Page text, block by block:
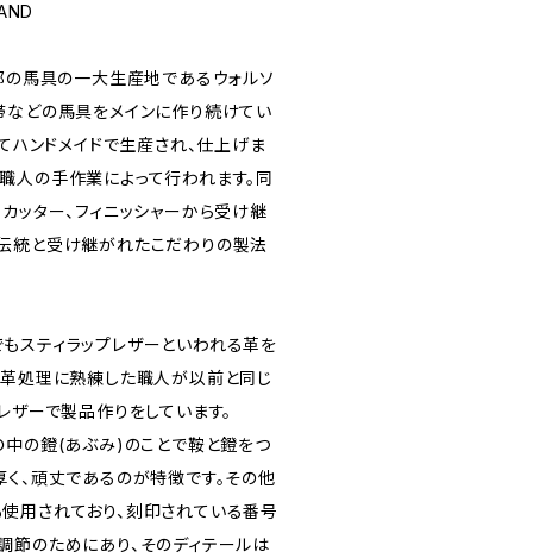
馬具の一大生産地であるウォルソ
などの馬具をメインに作り続けてい
ハンドメイドで生産され、仕上げま
人の手作業によって行われます。同
ッター、フィニッシャーから受け継
統と受け継がれたこだわりの製法
スティラップレザーといわれる革を
革処理に熟練した職人が以前と同じ
ザーで製品作りをしています。
中の鐙(あぶみ)のことで鞍と鐙をつ
、頑丈であるのが特徴です。その他
用されており、刻印されている番号
節のためにあり、そのディテールは